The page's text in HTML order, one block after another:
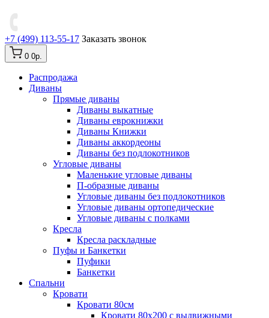
+7 (499) 113-55-17 Заказать звонок
0 0р.
Распродажа
Диваны
Прямые диваны
Диваны выкатные
Диваны еврокнижки
Диваны Книжки
Диваны аккордеоны
Диваны без подлокотников
Угловые диваны
Маленькие угловые диваны
П-образные диваны
Угловые диваны без подлокотников
Угловые диваны ортопедические
Угловые диваны с полками
Кресла
Кресла раскладные
Пуфы и Банкетки
Пуфики
Банкетки
Спальни
Кровати
Кровати 80см
Кровати 80х200 с выдвижными